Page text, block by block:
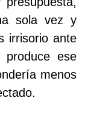
sola vez y
irrisorio ante
produce ese
menos